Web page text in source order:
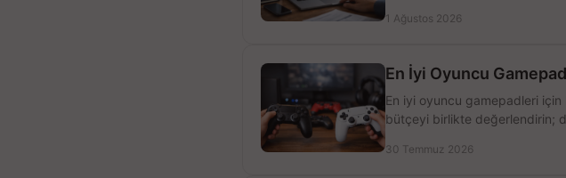
1 Ağustos 2026
En İyi Oyuncu
En iyi oyuncu gamepadleri
bütçeyi birlikte değerlendirin;
30 Temmuz 2026